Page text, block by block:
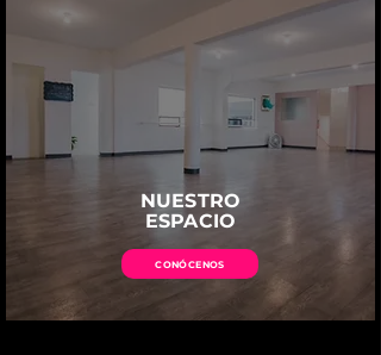
NUESTRO
ESPACIO
CONÓCENOS